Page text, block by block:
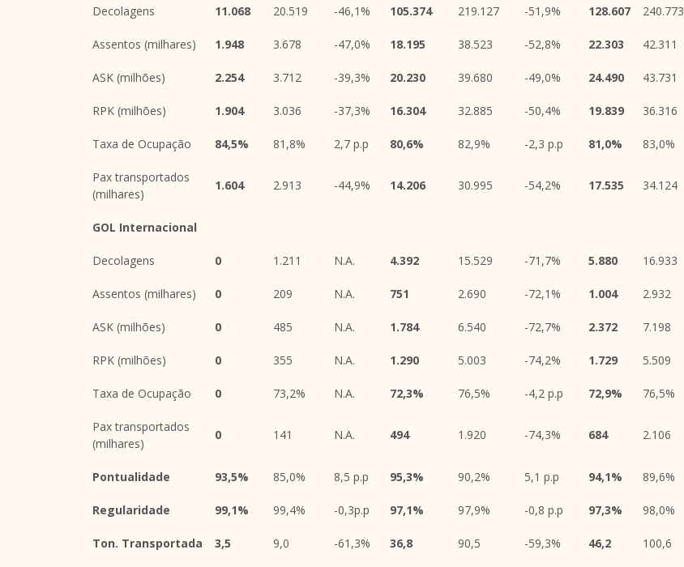
Decolagens 11.068 20.519 -46,1% 105.374 219.127 -51,9% 128.607 240.773
Assentos (milhares) 1.948 3.678 -47,0% 18.195 38.523 -52,8% 22.303 42.311
ASK (milhões) 2.254 3.712 -39,3% 20.230 39.680 -49,0% 24.490 43.731
RPK (milhões) 1.904 3.036 -37,3% 16.304 32.885 -50,4% 19.839 36.316
Taxa de Ocupação 84,5% 81,8% 2,7 p.p 80,6% 82,9% -2,3 p.p 81,0% 83,0%
Pax transportados
(milhares)
1.604 2.913 -44,9% 14.206 30.995 -54,2% 17.535 34.124
GOL Internacional
Decolagens 0 1.211 N.A. 4.392 15.529 -71,7% 5.880 16.933
Assentos (milhares) 0 209 N.A. 751 2.690 -72,1% 1.004 2.932
ASK (milhões) 0 485 N.A. 1.784 6.540 -72,7% 2.372 7.198
RPK (milhões) 0 355 N.A. 1.290 5.003 -74,2% 1.729 5.509
Taxa de Ocupação 0 73,2% N.A. 72,3% 76,5% -4,2 p.p 72,9% 76,5%
Pax transportados
(milhares)
0 141 N.A. 494 1.920 -74,3% 684 2.106
Pontualidade 93,5% 85,0% 8,5 p.p 95,3% 90,2% 5,1 p.p 94,1% 89,6%
Regularidade 99,1% 99,4% -0,3p.p 97,1% 97,9% -0,8 p.p 97,3% 98,0%
Ton. Transportada 3,5 9,0 -61,3% 36,8 90,5 -59,3% 46,2 100,6